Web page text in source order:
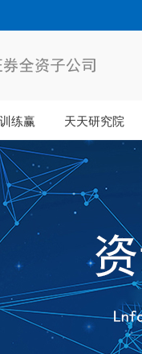
练赢 天天研究院